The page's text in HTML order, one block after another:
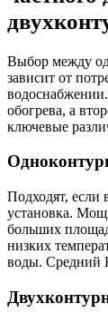
Выбор между
зависит от
обогрева, а
ключевые
Подходят, если
установка.
больших
низких
воды. Средний